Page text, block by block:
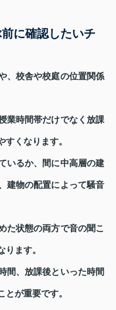
に確認したいチ
、校舎や校庭の位置関係
業時間帯だけでなく放課
くなります。
いるか、間に中高層の建
建物の配置によって騒音
た状態の両方で音の聞こ
ります。
間、放課後といった時間
が重要です。